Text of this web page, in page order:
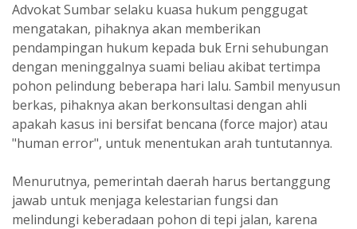
Advokat Sumbar selaku kuasa hukum penggugat
mengatakan, pihaknya akan memberikan
pendampingan hukum kepada buk Erni sehubungan
dengan meninggalnya suami beliau akibat tertimpa
pohon pelindung beberapa hari lalu. Sambil menyusun
berkas, pihaknya akan berkonsultasi dengan ahli
apakah kasus ini bersifat bencana (force major) atau
"human error", untuk menentukan arah tuntutannya.
Menurutnya, pemerintah daerah harus bertanggung
jawab untuk menjaga kelestarian fungsi dan
melindungi keberadaan pohon di tepi jalan, karena